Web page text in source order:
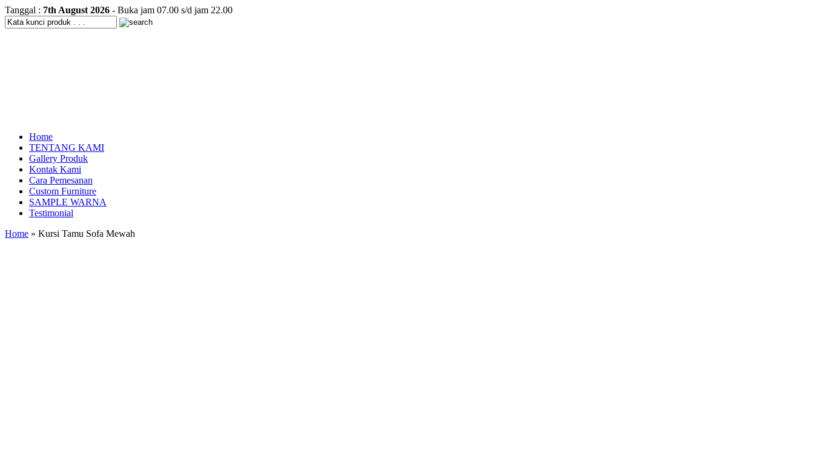
Tanggal : 7th August 2026 - Buka jam 07.00 s/d jam 22.00
Home
TENTANG KAMI
Gallery Produk
Kontak Kami
Cara Pemesanan
Custom Furniture
SAMPLE WARNA
Testimonial
Home » Kursi Tamu Sofa Mewah